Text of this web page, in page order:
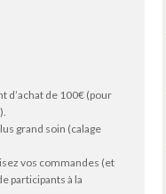
d’achat de 100€ (pour
grand soin (calage
vos commandes (et
participants à la